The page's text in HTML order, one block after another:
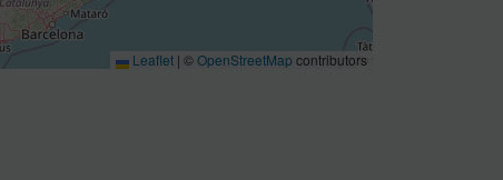
Leaflet | ©OpenStreetMap contributors